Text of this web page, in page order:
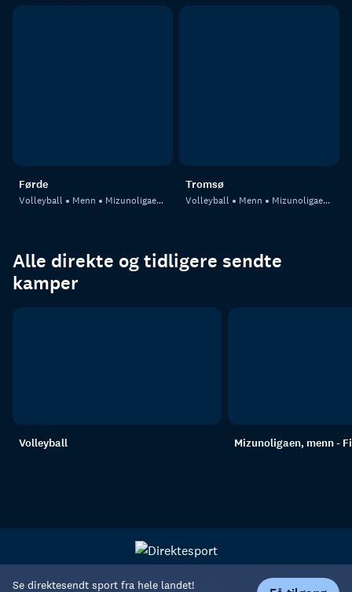
Se direktesendt sport fra hele landet!
Førde
Volleyball Menn Mizunoligaen, menn - Final Four
Tromsø
Volleyball Menn Mizunoligaen, menn - Final Four
Alle direkte og tidligere sendte
kamper
Volleyball Mizunoligaen, menn -
Personvern